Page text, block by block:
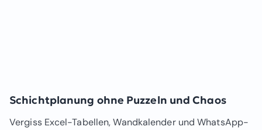
Schichtplanung ohne Puzzeln und Chaos
Vergiss Excel-Tabellen, Wandkalender und WhatsApp-